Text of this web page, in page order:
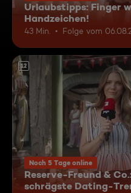
Urlaubstipps: Finger
Handzeichen!
43 Min. Folge vom
12
Noch 5 Tage online
Reserve-Freund &
schrägste Dating-